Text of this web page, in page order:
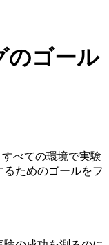
のゴール
べての環境で実験
ためのゴールをフ